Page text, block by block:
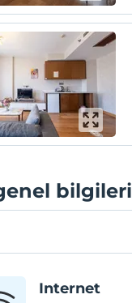
bilgileri
Internet